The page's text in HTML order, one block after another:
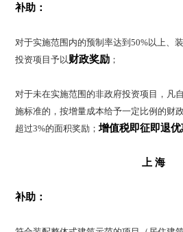
补助：
对于实施范围内的预制率达到50%以上、
投资项目予以财政奖励 ；
对于未在实施范围的非政府投资项目，凡
施标准的，按增量成本给予一定比例的财
超过3%的面积奖励；增值税即征即退优
上 海
补助：